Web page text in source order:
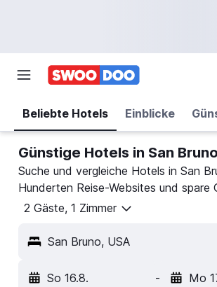
Beliebte Hotels Einblicke
Günstige Hotels in San Bruno
Suche und vergleiche Hotels in San
Hunderten Reise-Websites und spare
2 Gäste, 1 Zimmer
San Bruno, USA
So 16.8. - Mo